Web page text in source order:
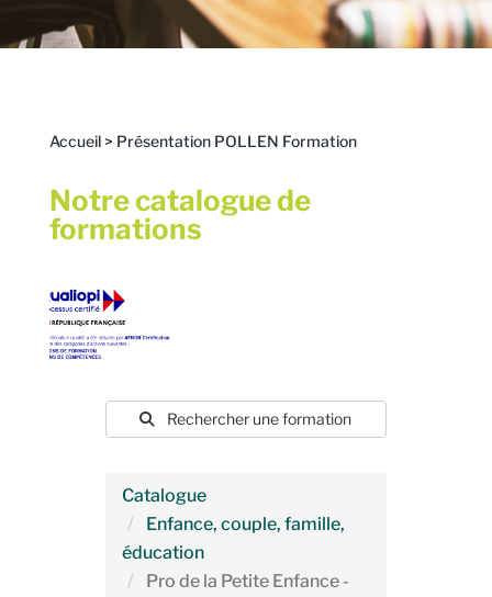
Accueil> Présentation POLLEN Formation
Notre catalogue de
formations
Rechercher une formation
Catalogue
Enfance, couple, famille,
éducation
Pro de la Petite Enfance -